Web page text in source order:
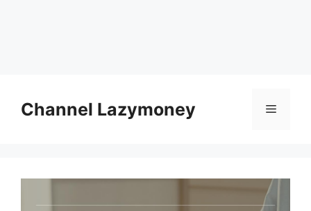
contentChannel Lazymoney Menu